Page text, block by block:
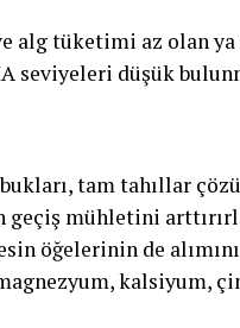
alg tüketimi az olan
seviyeleri düşük
tam tahıllar
geçiş mühletini
öğelerinin de
kalsiyum,